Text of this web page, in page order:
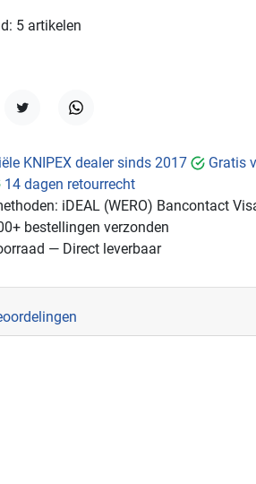
5 artikelen
KNIPEX dealer sinds 2017
Gratis
14 dagen retourrecht
iDEAL (WERO) Bancontact
bestellingen verzonden
— Direct leverbaar